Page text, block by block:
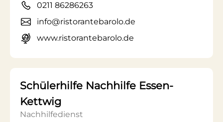
0211 86286263
info@ristorantebarolo.de
www.ristorantebarolo.de
Schülerhilfe Nachhilfe Essen-
Kettwig
Nachhilfedienst